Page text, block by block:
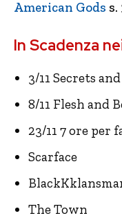
American Gods s.
In Scadenza
3/11 Secrets
8/11 Flesh and
23/11 7 ore
Scarface
The Town